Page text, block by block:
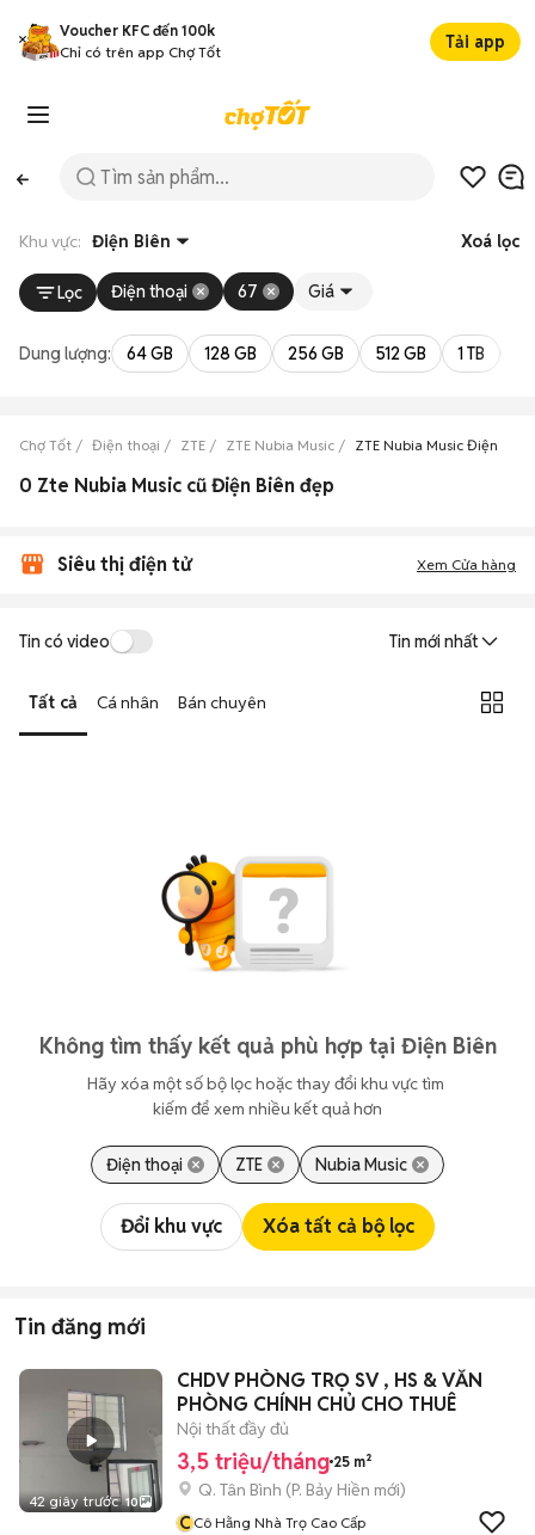
Voucher KFC đến 100k
Chỉ có trên app Chợ Tốt
Tải app
Khu vực: Điện Biên Xoá lọc
Lọc Điện thoại 67 Giá
Dung lượng: 64 GB 128 GB 256 GB 512 GB 1 TB
Chợ Tốt Điện thoại ZTE ZTE Nubia Music ZTE Nubia Music Điện Biên
0 Zte Nubia Music cũ Điện Biên đẹp
Siêu thị điện tử Xem Cửa hàng
Tin có video Tin mới nhất
Tất cả Cá nhân Bán chuyên
Không tìm thấy kết quả phù hợp tại Điện Biên
Hãy xóa một số bộ lọc hoặc thay đổi khu vực tìm
kiếm để xem nhiều kết quả hơn
Điện thoại ZTE Nubia Music
Đổi khu vực Xóa tất cả bộ lọc
Tin đăng mới
42 giây trước 10
CHDV PHÒNG TRỌ SV , HS & VĂN
PHÒNG CHÍNH CHỦ CHO THUÊ
Nội thất đầy đủ
3,5 triệu/tháng 25 m²
Q. Tân Bình (P. Bảy Hiền mới)
CCô Hằng Nhà Trọ Cao Cấp